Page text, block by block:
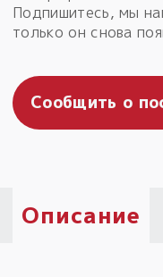
Пыльный
Товары со скидкой
Безоплатная
на заказ от 4 тыс.
Подпишитесь, мы
только он снова
Сообщить о
Описание